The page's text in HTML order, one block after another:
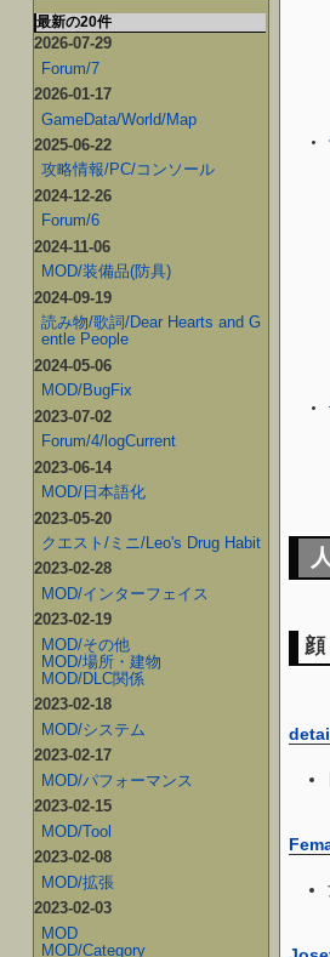
顔
最新の20件
2026-07-29
Forum/7
2026-01-17
GameData/World/Map
2025-06-22
攻略情報/PC/コンソール
2024-12-26
Forum/6
2024-11-06
MOD/装備品(防具)
2024-09-19
読み物/歌詞/Dear Hearts and G
entle People
2024-05-06
MOD/BugFix
2023-07-02
Forum/4/logCurrent
2023-06-14
MOD/日本語化
2023-05-20
クエスト/ミニ/Leo's Drug Habit
2023-02-28
MOD/インターフェイス
2023-02-19
MOD/その他
MOD/場所・建物
MOD/DLC関係
2023-02-18
MOD/システム
2023-02-17
MOD/パフォーマンス
2023-02-15
MOD/Tool
2023-02-08
MOD/拡張
2023-02-03
MOD
MOD/Category